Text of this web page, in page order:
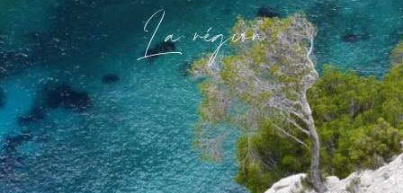
La région